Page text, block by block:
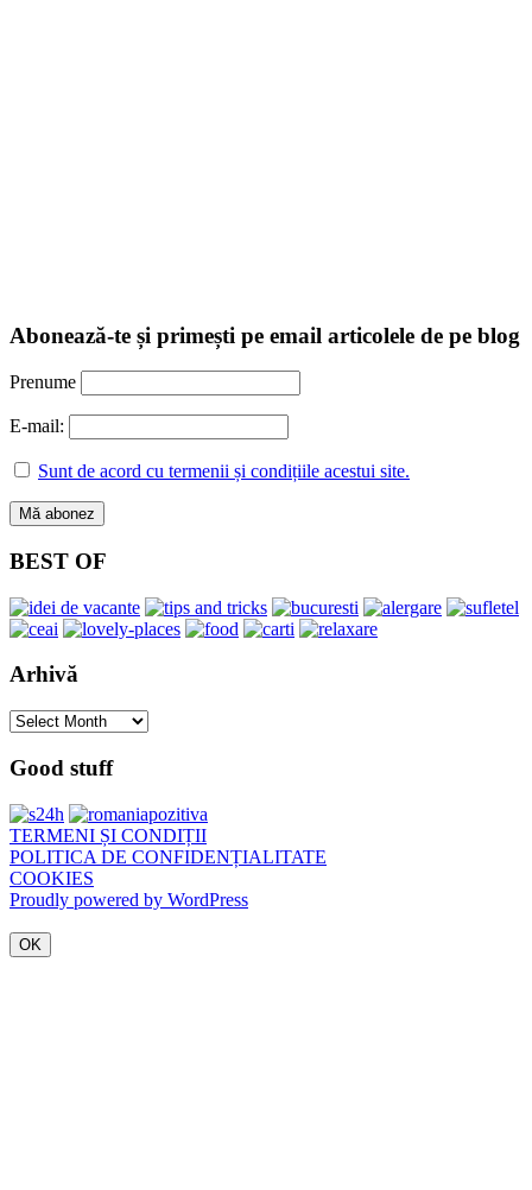
Abonează-te și primești pe email articolele de pe blog
Prenume
E-mail:
Sunt de acord cu termenii și condițiile acestui site.
BEST OF
Arhivă
Arhivă
Good stuff
TERMENI ȘI CONDIȚII
POLITICA DE CONFIDENȚIALITATE
COOKIES
Proudly powered by WordPress
OK